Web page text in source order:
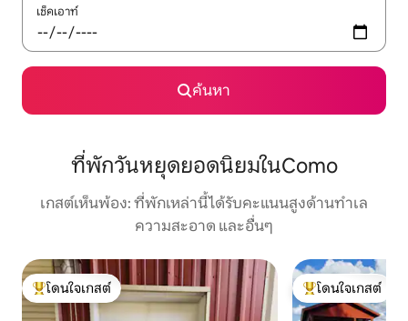
เช็คเอาท์
ค้นหา
ที่พักวันหยุดยอดนิยมในComo
เกสต์เห็นพ้อง: ที่พักเหล่านี้ได้รับคะแนนสูงด้านทำเล
ความสะอาด และอื่นๆ
โดนใจเกสต์ที่สุด
โดนใจเกสต์
โดนใจเกสต์ที่สุด
โดนใจเกสต์